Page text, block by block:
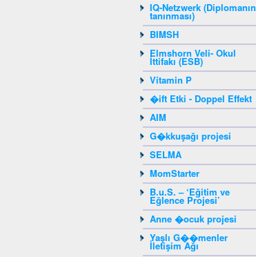
IQ-Netzwerk (Diplomanın
tanınması)
BIMSH
Elmshorn Veli- Okul
İttifakı (ESB)
Vitamin P
�ift Etki - Doppel Effekt
AIM
G�kkuşağı projesi
SELMA
MomStarter
B.u.S. – ‘Eğitim ve
Eğlence Projesi’
Anne �ocuk projesi
Yaşlı G��menler
İletişim Ağı